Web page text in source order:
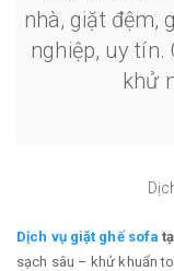
nhà, giặt đệm,
nghiệp, uy tín.
khử
Dịch vụ giặt ghế sofa
sạch sâu – khử khuẩn